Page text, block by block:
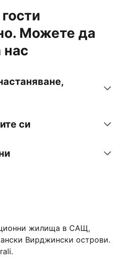
Можете да
нас
си
днес
жилища в САЩ,
Вирджински острови.